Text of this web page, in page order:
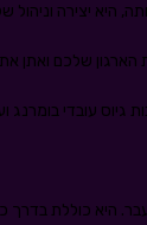
יצירה וניהול
שלכם ואתן
היא כוללת בדרך